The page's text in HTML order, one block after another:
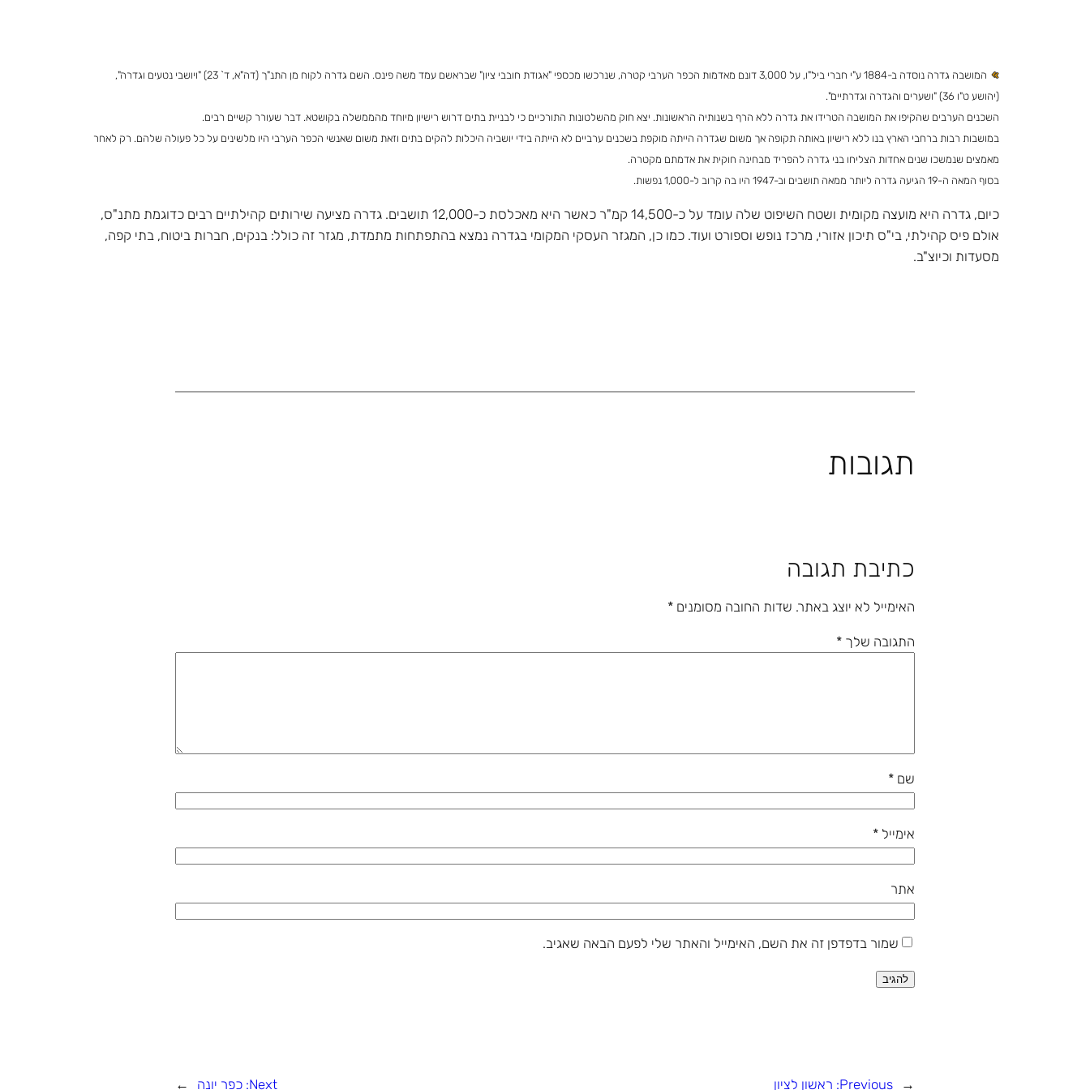
המושבה גדרה נוסדה ב-1884 ע"י חברי ביל"ו, על 3,000 דונם מאדמות הכפר הערבי קטרה, שנרכשו מכספי "אגודת חובבי ציון" שבראשם עמד משה פינס. השם גדרה לקוח מן התנ"ך (דה"א, ד` 23) "ויושבי נטעים וגדרה",
(יהושע ט"ו 36) "ושערים והגדרה וגדרתיים".
השכנים הערבים שהקיפו את המושבה הטרידו את גדרה ללא הרף בשנותיה הראשונות. יצא חוק מהשלטונות התורכיים כי לבניית בתים דרוש רישיון מיוחד מהממשלה בקושטא. דבר שעורר קשיים רבים.
במושבות רבות ברחבי הארץ בנו ללא רישיון באותה תקופה אך משום שגדרה הייתה מוקפת בשכנים ערביים לא הייתה בידי יושביה היכלות להקים בתים וזאת משום שאנשי הכפר הערבי היו מלשינים על כל פעולה שלהם. רק לאחר
מאמצים שנמשכו שנים אחדות הצליחו בני גדרה להפריד מבחינה חוקית את אדמתם מקטרה.
בסוף המאה ה-19 הגיעה גדרה ליותר ממאה תושבים וב-1947 היו בה קרוב ל-1,000 נפשות.
כיום, גדרה היא מועצה מקומית ושטח השיפוט שלה עומד על כ-14,500 קמ"ר כאשר היא מאכלסת כ-12,000 תושבים. גדרה מציעה שירותים קהילתיים רבים כדוגמת מתנ"ס,
אולם פיס קהילתי, בי"ס תיכון אזורי, מרכז נופש וספורט ועוד. כמו כן, המגזר העסקי המקומי בגדרה נמצא בהתפתחות מתמדת, מגזר זה כולל: בנקים, חברות ביטוח, בתי קפה,
מסעדות וכיוצ"ב.
תגובות
כתיבת תגובה
האימייל לא יוצג באתר. שדות החובה מסומנים *
התגובה שלך *
שם *
אימייל *
אתר
שמור בדפדפן זה את השם, האימייל והאתר שלי לפעם הבאה שאגיב.
←
Previous: ראשון לציון Next: כפר יונה →